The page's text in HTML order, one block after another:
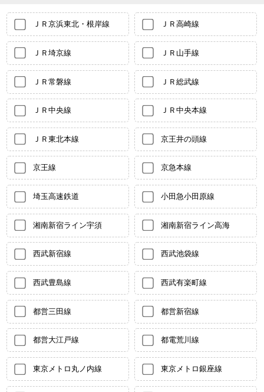
ＪＲ京浜東北・根岸線 ＪＲ高崎線
ＪＲ埼京線 ＪＲ山手線
ＪＲ常磐線 ＪＲ総武線
ＪＲ中央線 ＪＲ中央本線
ＪＲ東北本線 京王井の頭線
京王線 京急本線
埼玉高速鉄道 小田急小田原線
湘南新宿ライン宇須 湘南新宿ライン高海
西武新宿線 西武池袋線
西武豊島線 西武有楽町線
都営三田線 都営新宿線
都営大江戸線 都電荒川線
東京メトロ丸ノ内線 東京メトロ銀座線